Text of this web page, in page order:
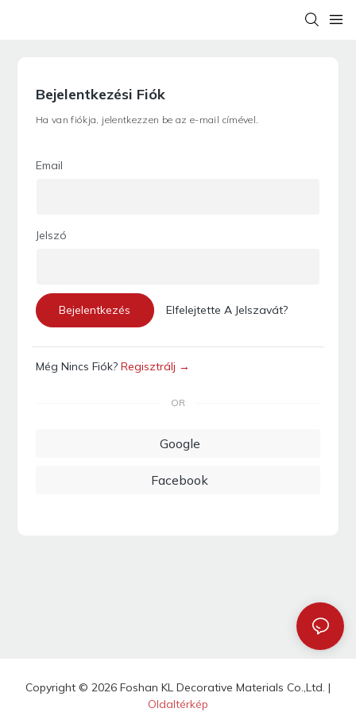
Bejelentkezési Fiók
Ha van fiókja, jelentkezzen be az e-mail címével.
Email
Jelszó
Bejelentkezés Elfelejtette A Jelszavát?
Még Nincs Fiók? Regisztrálj →
OR
Google
Facebook
Copyright © 2026 Foshan KL Decorative Materials Co.,Ltd. |
Oldaltérkép